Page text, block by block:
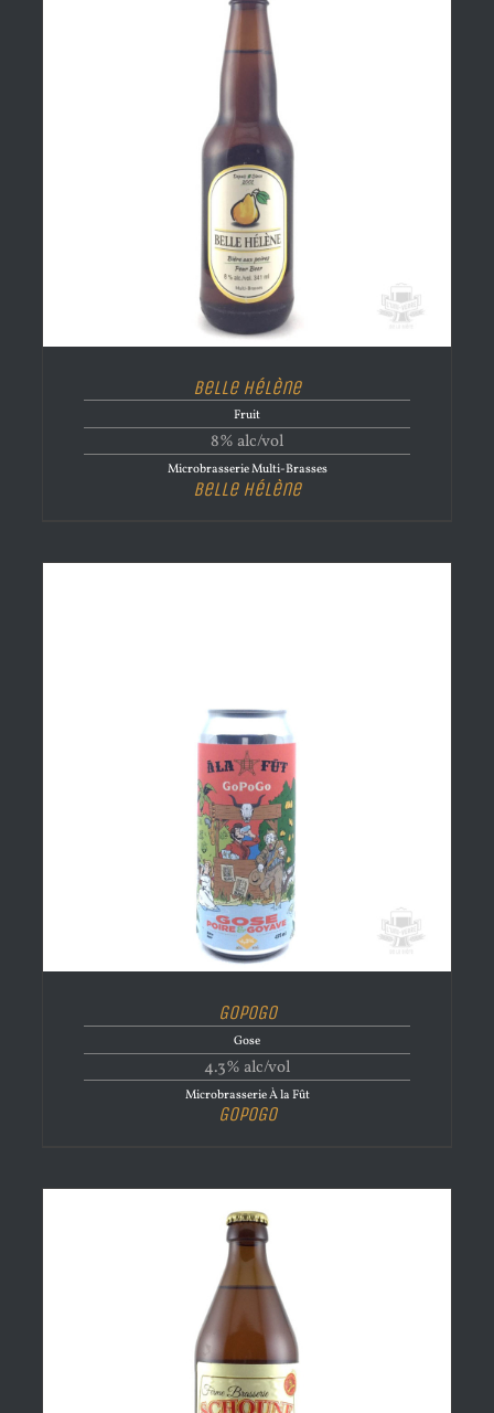
Belle Hélène
Fruit
8% alc/vol
Microbrasserie Multi-Brasses
Belle Hélène
GoPoGo
Gose
4.3% alc/vol
Microbrasserie À la Fût
GoPoGo